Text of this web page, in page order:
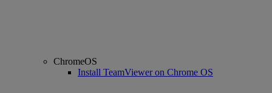
ChromeOS
Install TeamViewer on Chrome OS